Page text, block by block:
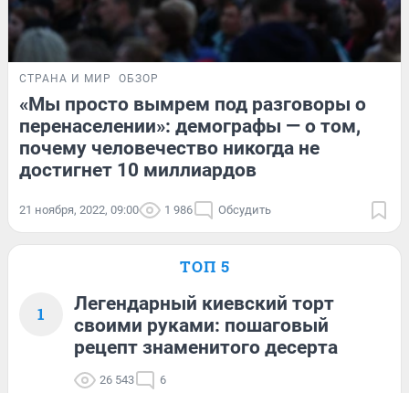
СТРАНА И МИР ОБЗОР
«Мы просто вымрем под разговоры о
перенаселении»: демографы — о том,
почему человечество никогда не
достигнет 10 миллиардов
21 ноября, 2022, 09:00 1 986 Обсудить
ТОП 5
1
Легендарный киевский торт
своими руками: пошаговый
рецепт знаменитого десерта
26 543 6